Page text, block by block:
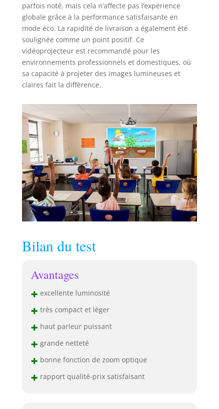
parfois noté, mais cela n’affecte pas l’expérience
globale grâce à la performance satisfaisante en
mode éco. La rapidité de livraison a également été
soulignée comme un point positif. Ce
vidéoprojecteur est recommandé pour les
environnements professionnels et domestiques, où
sa capacité à projeter des images lumineuses et
claires fait la différence.
Bilan du test
Avantages
+ excellente luminosité
+ très compact et léger
+ haut parleur puissant
+ grande netteté
+ bonne fonction de zoom optique
+ rapport qualité-prix satisfaisant